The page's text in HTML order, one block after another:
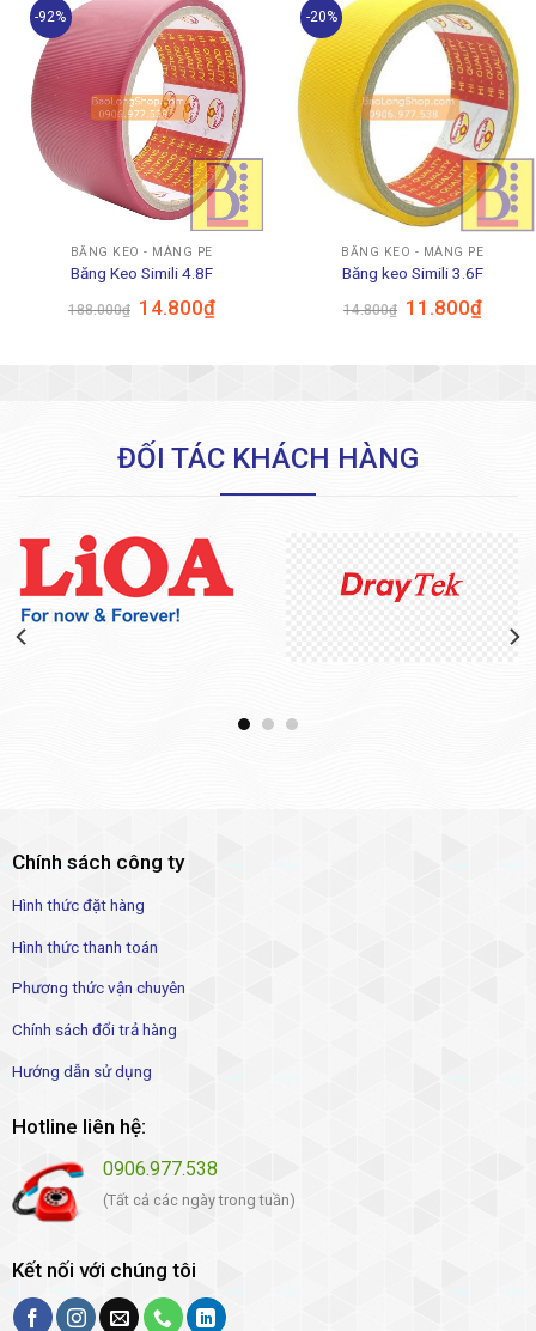
-92%
BĂNG KEO - MÀNG PE
Băng Keo Simili 4.8F
188.000₫ Giá
gốc
14.800₫Giá
hiện
14.800₫.
-20%
BĂNG KEO - MÀNG PE
Băng keo Simili 3.6F
14.800₫ Giá
gốc
11.800₫Giá
hiện
ĐỐI TÁC KHÁCH HÀNG
Chính sách công ty
Hình thức đặt hàng
Hình thức thanh toán
Phương thức vận chuyên
Chính sách đổi trả hàng
Hướng dẫn sử dụng
Hotline liên hệ:
0906.977.538
(Tất cả các ngày trong tuần)
Kết nối với chúng tôi